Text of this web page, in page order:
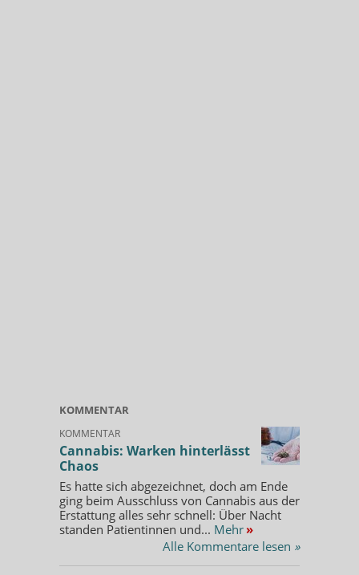
KOMMENTAR
KOMMENTAR
Cannabis: Warken hinterlässt
Chaos
Es hatte sich abgezeichnet, doch am Ende
ging beim Ausschluss von Cannabis aus der
Erstattung alles sehr schnell: Über Nacht
standen Patientinnen und... Mehr »
Alle Kommentare lesen »